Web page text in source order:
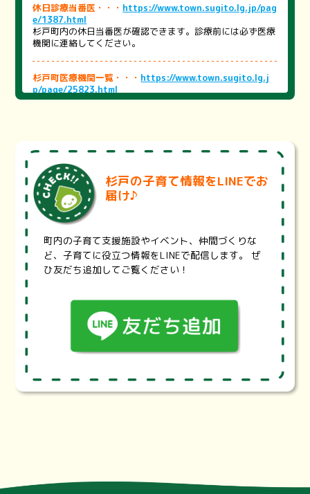
休日診療当番医・・・ https://www.town.sugito.lg.jp/pag
e/1387.html
杉戸町内の休日当番医が確認できます。診療前には必ず医療
機関に連絡してください。
杉戸町医療機関一覧・・・ https://www.town.sugito.lg.j
p/page/25823.html
町内の医療機関をまとめました。医療機関を探す際にご活用
埼玉県医療機能情報提供システム・・・
itama.lg.jp/
診療科目、診療曜日・時間、地域、最寄り駅から医療機関や
薬局を検索することが出来ます。また、設備や体制、対応で
きる治療内容などの項目で検索することもできます。
埼玉県耳鼻咽喉科休日救急診療・・・https://www.pref.sai
tama.lg.jp/a0703/jibika.html
埼玉県では、救急医療のうち、休日に救急電話相談で受診先
区の輪番体制による初期救急と、初期医療機関では対応が難
しい重症患者を診療する二次救急を整備する事業を実施して
杉戸の子育て情報をLINEでお
届け♪
町内の子育て支援施設やイベント、仲間づくりな
ど、子育てに役立つ情報をLINEで配信します。 ぜ
ひ友だち追加してご覧ください！